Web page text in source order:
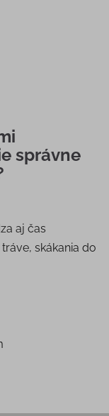
správne
aj čas
skákania do